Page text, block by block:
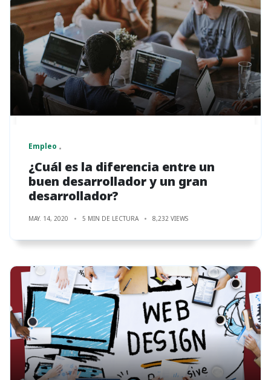
Empleo
¿Cuál es la diferencia entre un
buen desarrollador y un gran
desarrollador?
MAY. 14, 2020 5 MIN DE LECTURA 8,232 VIEWS